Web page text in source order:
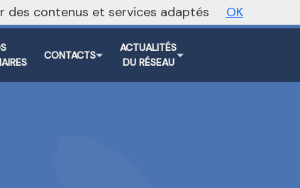
Vers le site national
CONTACTS
ACTUALITÉS
DU RÉSEAU
des contenus et services adaptés OK